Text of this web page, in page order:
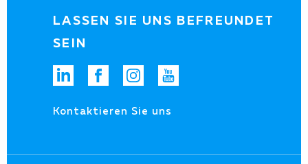
LASSEN SIE UNS BEFREUNDET
SEIN
Kontaktieren Sie uns